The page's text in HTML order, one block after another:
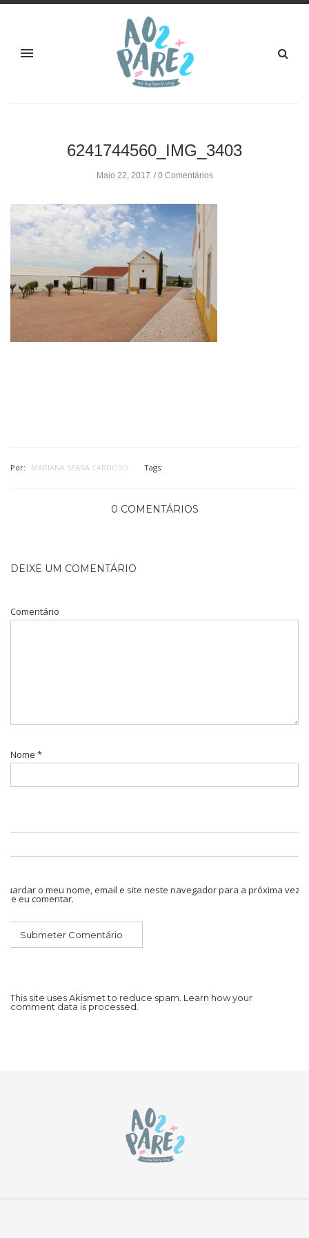
6241744560_IMG_3403
Maio 22, 2017 0 Comentários
Por: MARIANA SEARA CARDOSO Tags:
0 COMENTÁRIOS
DEIXE UM COMENTÁRIO
Comentário
Nome *
Guardar o meu nome, email e site neste navegador para a próxima vez
que eu comentar.
This site uses Akismet to reduce spam. Learn how your
comment data is processed.